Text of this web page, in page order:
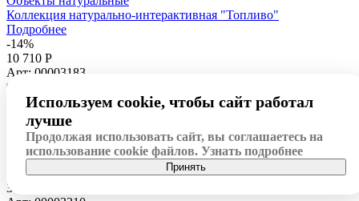
Коллекция натурально-интерактивная "Топливо"
Подробнее
-14%
10 710 Р
Арт: 00003183
9 104
доставка
Объекты натуральные
Коллекция натурально-интерактивная "Гранит и его
составные части"
Подробнее
-14%
3 115 Р
Используем cookie, чтобы сайт работал
лучше
Продолжая использовать сайт, вы соглашаетесь на
использование cookie файлов. Узнать подробнее
Принять